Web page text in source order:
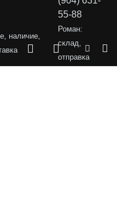
наличие,
55-88
Роман:
склад,
отправка